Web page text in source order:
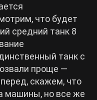
что будет
средний танк 8
танк с
проще —
скажем, что
машины, но все же